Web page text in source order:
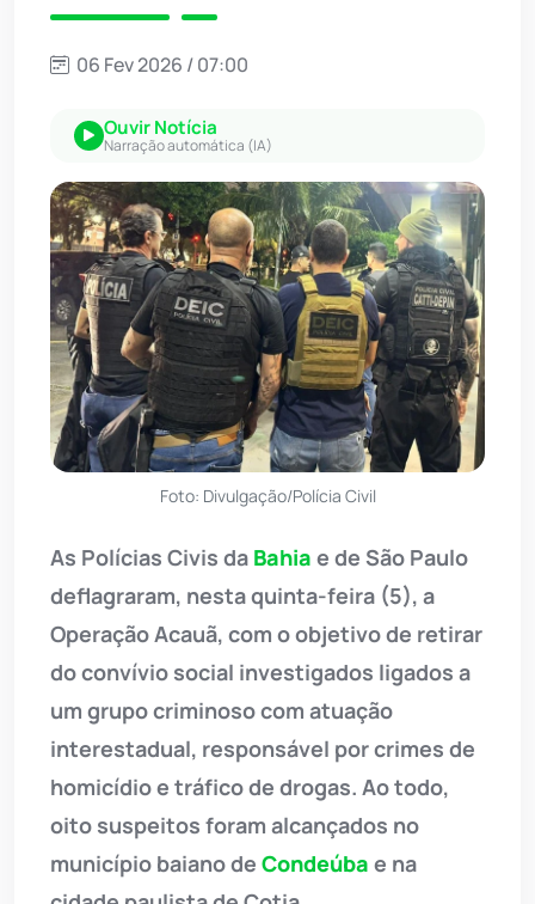
06 Fev 2026 / 07:00
Ouvir Notícia
Narração automática (IA)
Foto: Divulgação/Polícia Civil
As Polícias Civis da Bahia e de São Paulo
deflagraram, nesta quinta-feira (5), a
Operação Acauã, com o objetivo de retirar
do convívio social investigados ligados a
um grupo criminoso com atuação
interestadual, responsável por crimes de
homicídio e tráfico de drogas. Ao todo,
oito suspeitos foram alcançados no
município baiano de Condeúba e na